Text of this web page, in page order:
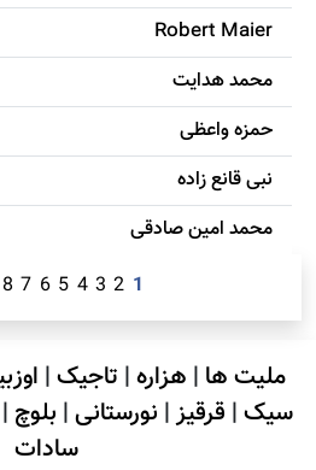
Robert Maier
محمد هدایت
حمزه واعظی
نبی قانع زاده
محمد امين صادقی
1
2
3
4
5
6
7
8
ملیت ها | هزاره| تاجیک|
سیک| قرقیز| نورستانی| بلوچ |
سادات